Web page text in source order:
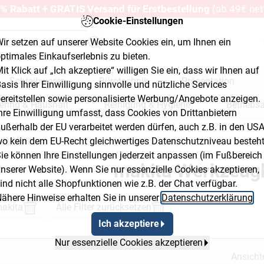
Cookie-Einstellungen
setzen auf unserer Website Cookies ein, um Ihnen ein
Einkaufserlebnis zu bieten.
Klick auf „Ich akzeptiere“ willigen Sie ein, dass wir Ihnen auf
Ihrer Einwilligung sinnvolle und nützliche Services
sowie personalisierte Werbung/Angebote anzeigen.
Einwilligung umfasst, dass Cookies von Drittanbietern
der EU verarbeitet werden dürfen, auch z.B. in den
kein dem EU-Recht gleichwertiges Datenschutzniveau
können Ihre Einstellungen jederzeit anpassen (im Fußbereich
Website). Wenn Sie nur essenzielle Cookies akzeptieren,
nicht alle Shopfunktionen wie z.B. der Chat verfügbar.
Hinweise erhalten Sie in unserer Datenschutzerklärung
Ich akzeptiere
Nur essenzielle Cookies akzeptieren
Rabatt + GRATIS Versand für Erstbestellung (ab 49€
Schreibwaren Bürotechnik Präsentation
& Haushalt Reinigung & Hygiene
& Baumarkt
Button 2Breadcrumb Flyout Button 3
makita